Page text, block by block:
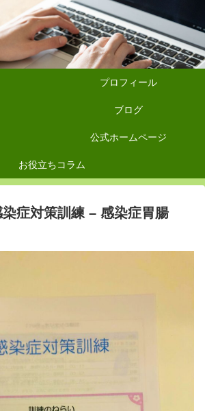
プロフィール
ブログ
公式ホームページ
お役立ちコラム
症対策訓練 – 感染症胃腸